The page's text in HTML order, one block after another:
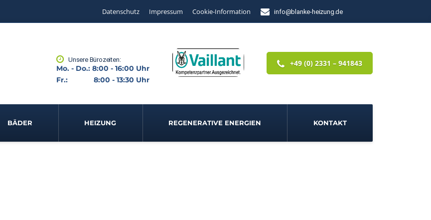
Datenschutz Impressum Cookie-Information info@blanke-heizung.de
BÄDER HEIZUNG REGENERATIVE ENERGIEN KONTAKT
Unsere Bürozeiten:
Mo. - Do.: 8:00 - 16:00 Uhr
Fr.: 8:00 - 13:30 Uhr
+49 (0) 2331 – 941843